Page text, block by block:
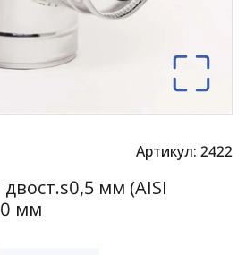
Артикул: 2422
мм (АISI
мм